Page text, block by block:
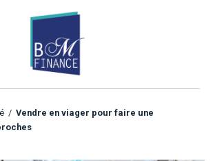
/ Vendre en viager pour faire une